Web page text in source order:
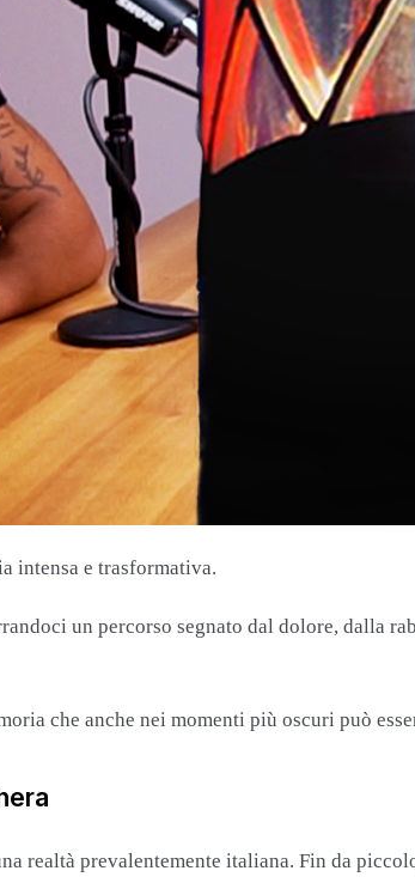
intensa e trasformativa.
un percorso segnato dal dolore, dalla
che anche nei momenti più oscuri può
realtà prevalentemente italiana. Fin da